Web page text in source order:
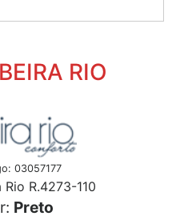
RIO
03057177
Rio R.4273-110
Preto